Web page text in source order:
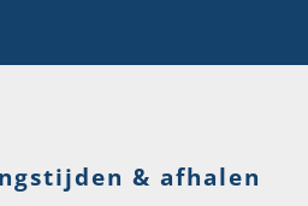
& afhalen